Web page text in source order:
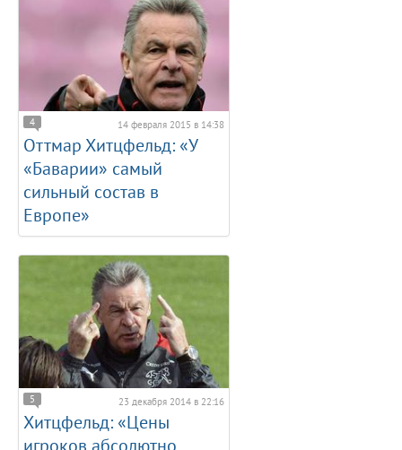
4 14 февраля 2015 в 14:38
Оттмар Хитцфельд: «У
«Баварии» самый
сильный состав в
Европе»
5 23 декабря 2014 в 22:16
Хитцфельд: «Цены